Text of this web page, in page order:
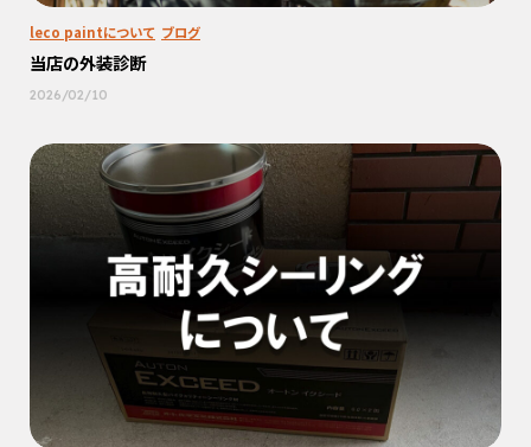
leco paintについて ブログ
当店の外装診断
2026/02/10